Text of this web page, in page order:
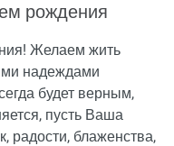
рождения
Желаем жить
надеждами
будет верным,
пусть Ваша
радости, блаженства,